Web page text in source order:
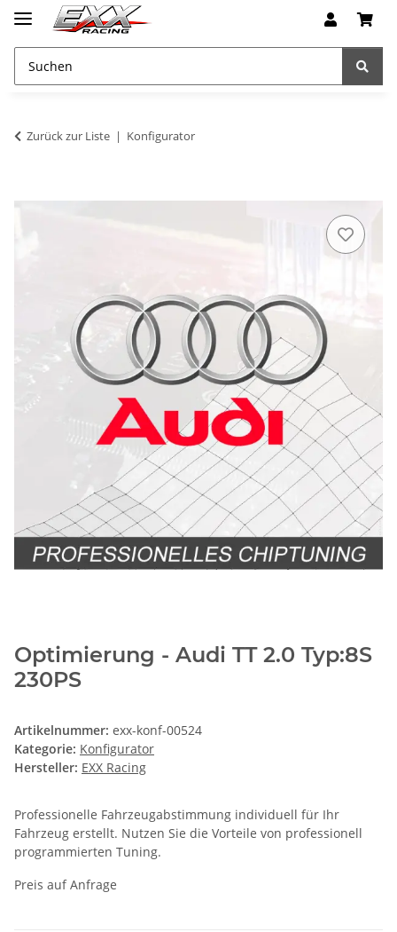
Zurück zur Liste Konfigurator
Optimierung - Audi TT 2.0 Typ:8S
230PS
Artikelnummer: exx-konf-00524
Kategorie: Konfigurator
Hersteller: EXX Racing
Professionelle Fahrzeugabstimmung individuell für Ihr
Fahrzeug erstellt. Nutzen Sie die Vorteile von professionell
programmierten Tuning.
Preis auf Anfrage